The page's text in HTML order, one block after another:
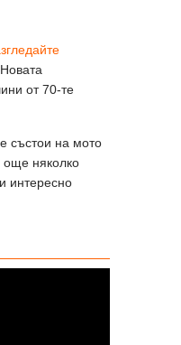
Новата
от 70-те
състои на мото
още няколко
интересно